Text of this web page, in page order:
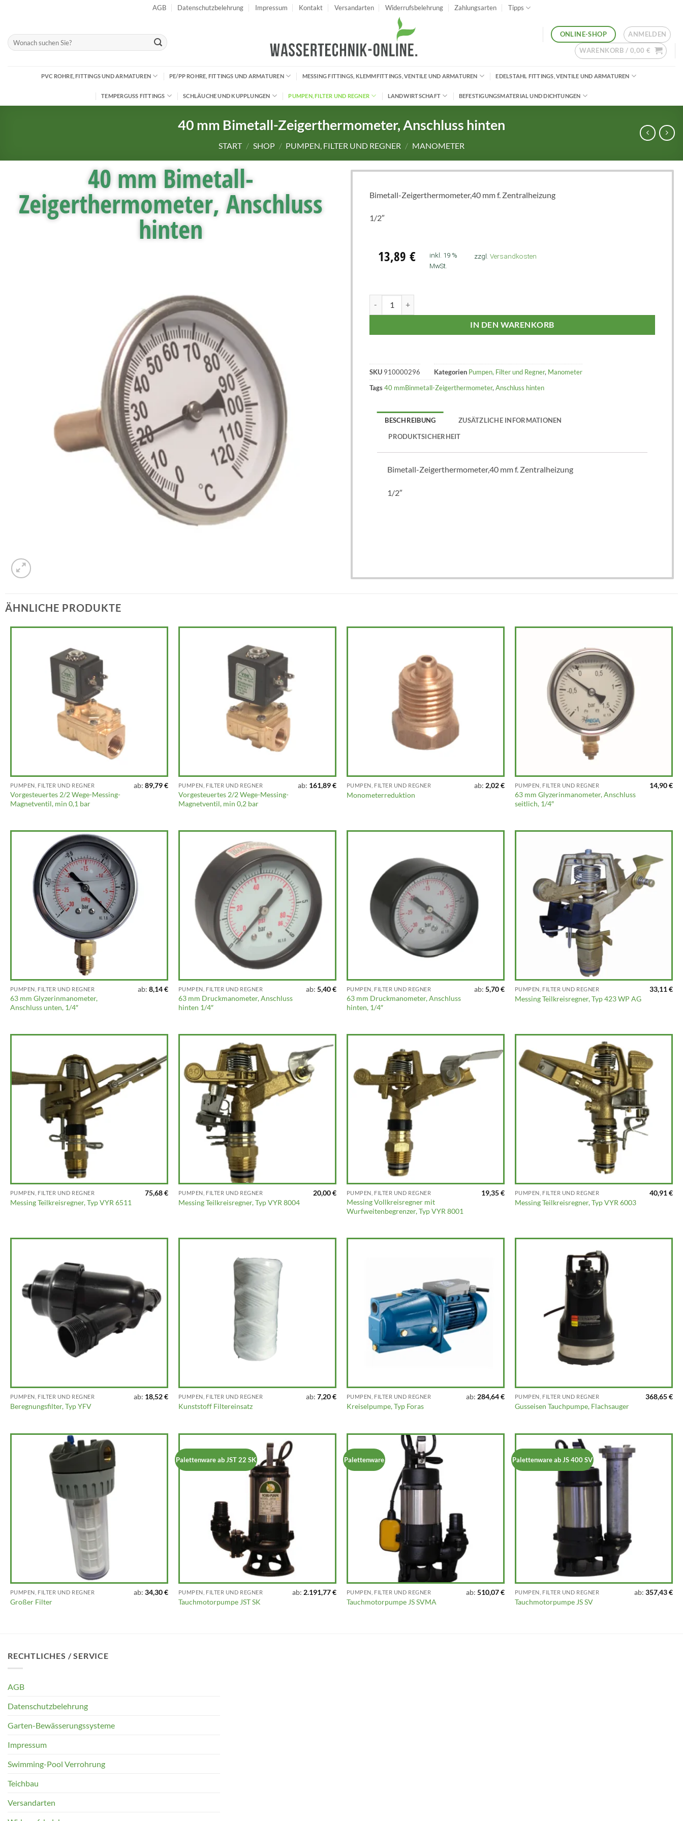
AGB Datenschutzbelehrung Impressum Kontakt Versandarten Widerrufsbelehrung Zahlungsarten Tipps
ONLINE-SHOP ANMELDEN
WARENKORB / 0,00 €
PVC ROHRE, FITTINGS UND ARMATUREN PE/PP ROHRE, FITTINGS UND ARMATUREN MESSING FITTINGS, KLEMMFITTINGS, VENTILE UND ARMATUREN EDELSTAHL FITTINGS, VENTILE UND ARMATUREN
TEMPERGUSS FITTINGS SCHLÄUCHE UND KUPPLUNGEN PUMPEN, FILTER UND REGNER LANDWIRTSCHAFT BEFESTIGUNGSMATERIAL UND DICHTUNGEN
40 mm Bimetall-Zeigerthermometer, Anschluss hinten
START / SHOP / PUMPEN, FILTER UND REGNER / MANOMETER
40 mm Bimetall-
Zeigerthermometer, Anschluss
hinten
Bimetall-Zeigerthermometer,40 mm f. Zentralheizung
1/2″
13,89 €
inkl. 19 %
MwSt.
zzgl. Versandkosten
IN DEN WARENKORB
SKU 910000296 Kategorien Pumpen, Filter und Regner, Manometer
Tags40 mmBinmetall-Zeigerthermometer, Anschluss hinten
BESCHREIBUNG ZUSÄTZLICHE INFORMATIONEN
PRODUKTSICHERHEIT
Bimetall-Zeigerthermometer,40 mm f. Zentralheizung
1/2″
ÄHNLICHE PRODUKTE
PUMPEN, FILTER UND REGNER
Vorgesteuertes 2/2 Wege-Messing-
Magnetventil, min 0,1 bar
ab:89,79€ PUMPEN, FILTER UND REGNER
Vorgesteuertes 2/2 Wege-Messing-
Magnetventil, min 0,2 bar
ab: 161,89€ PUMPEN, FILTER UND REGNER
Monometerreduktion
ab: 2,02€ PUMPEN, FILTER UND REGNER
63 mm Glyzerinmanometer, Anschluss
seitlich, 1/4″
14,90€
PUMPEN, FILTER UND REGNER
63 mm Glyzerinmanometer,
Anschluss unten, 1/4″
ab:8,14€ PUMPEN, FILTER UND REGNER
63 mm Druckmanometer, Anschluss
hinten 1/4″
ab:5,40€ PUMPEN, FILTER UND REGNER
63 mm Druckmanometer, Anschluss
hinten, 1/4″
ab:5,70€ PUMPEN, FILTER UND REGNER
Messing Teilkreisregner, Typ 423 WP AG
33,11€
PUMPEN, FILTER UND REGNER
Messing Teilkreisregner, Typ VYR 6511
75,68€ PUMPEN, FILTER UND REGNER
Messing Teilkreisregner, Typ VYR 8004
20,00€ PUMPEN, FILTER UND REGNER
Messing Vollkreisregner mit
Wurfweitenbegrenzer, Typ VYR 8001
19,35€ PUMPEN, FILTER UND REGNER
Messing Teilkreisregner, Typ VYR 6003
40,91€
PUMPEN, FILTER UND REGNER
Beregnungsfilter, Typ YFV
ab: 18,52€ PUMPEN, FILTER UND REGNER
Kunststoff Filtereinsatz
ab:7,20€ PUMPEN, FILTER UND REGNER
Kreiselpumpe, Typ Foras
ab: 284,64€ PUMPEN, FILTER UND REGNER
Gusseisen Tauchpumpe, Flachsauger
368,65€
PUMPEN, FILTER UND REGNER
Großer Filter
ab:34,30€
Palettenware ab JST 22 SK
PUMPEN, FILTER UND REGNER
Tauchmotorpumpe JST SK
ab: 2.191,77€
Palettenware
PUMPEN, FILTER UND REGNER
Tauchmotorpumpe JS SVMA
ab:510,07€
Palettenware ab JS 400 SV
PUMPEN, FILTER UND REGNER
Tauchmotorpumpe JS SV
ab:357,43€
RECHTLICHES / SERVICE
AGB
Datenschutzbelehrung
Garten-Bewässerungssysteme
Impressum
Swimming-Pool Verrohrung
Teichbau
Versandarten